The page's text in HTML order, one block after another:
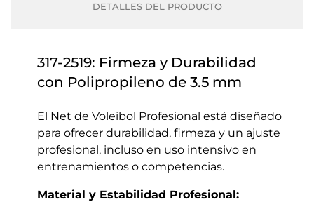
DETALLES DEL PRODUCTO
317-2519: Firmeza y Durabilidad
con Polipropileno de 3.5 mm
El Net de Voleibol Profesional está diseñado
para ofrecer durabilidad, firmeza y un ajuste
profesional, incluso en uso intensivo en
entrenamientos o competencias.
Material y Estabilidad Profesional: